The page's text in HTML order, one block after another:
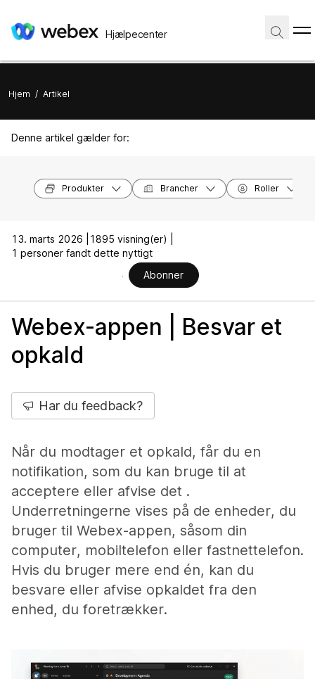
Hjælpecenter
Hjem / Artikel
Denne artikel gælder for:
Produkter Brancher Roller
13. marts 2026 |
1895 visning(er) |
1 personer fandt dette nyttigt
Abonner
Webex-appen | Besvar et
opkald
Har du feedback?
Når du modtager et opkald, får du en
notifikation, som du kan bruge til at
acceptere eller afvise det .
Underretningerne vises på de enheder, du
bruger til Webex-appen, såsom din
computer, mobiltelefon eller fastnettelefon.
Hvis du bruger mere end én, kan du
besvare eller afvise opkaldet fra den
enhed, du foretrækker.